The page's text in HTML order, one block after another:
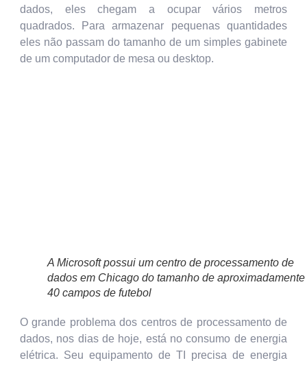
dados, eles chegam a ocupar vários metros
quadrados. Para armazenar pequenas quantidades
eles não passam do tamanho de um simples gabinete
de um computador de mesa ou desktop.
A Microsoft possui um centro de processamento de
dados em Chicago do tamanho de aproximadamente
40 campos de futebol
O grande problema dos centros de processamento de
dados, nos dias de hoje, está no consumo de energia
elétrica. Seu equipamento de TI precisa de energia